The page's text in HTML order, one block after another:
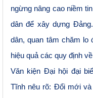
ngừng nâng cao niềm
dân để xây dựng
dân, quan tâm chăm lo
hiệu quả các quy định
Văn kiện Đại hội đại
Tĩnh nêu rõ: Đổi mới